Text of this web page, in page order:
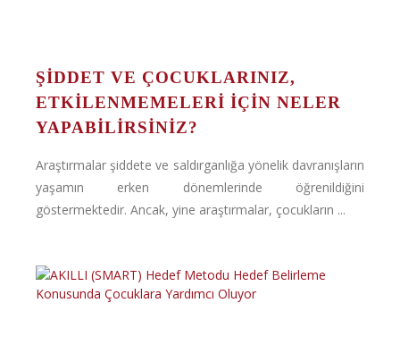
ŞIDDET VE ÇOCUKLARINIZ,
ETKILENMEMELERI İÇIN NELER
YAPABILIRSINIZ?
Araştırmalar şiddete ve saldırganlığa yönelik davranışların
yaşamın erken dönemlerinde öğrenildiğini
göstermektedir. Ancak, yine araştırmalar, çocukların ...